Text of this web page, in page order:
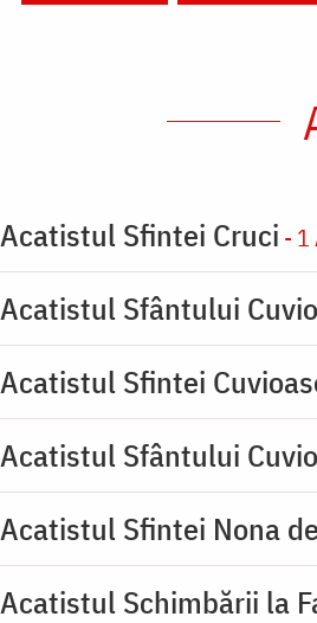
Acatistul Sfintei Cruci - 1
Acatistul Sfântului
Acatistul Sfintei
Acatistul Sfântului
Acatistul Sfintei Nona
Acatistul Schimbării la